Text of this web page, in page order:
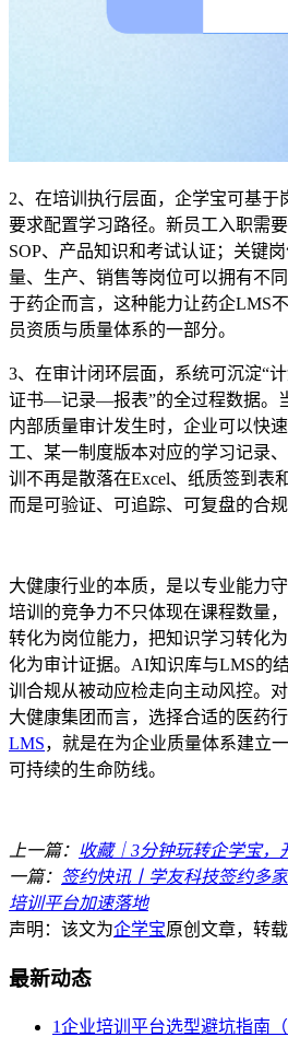
2、 在培训执行层面，企学宝可基于
要求配置学习路径。新员工入职需
SOP、产品知识和考试认证；关键
量、生产、销售等岗位可以拥有不
于药企而言，这种能力让药企LMS
员资质与质量体系的一部分。
3、 在审计闭环层面，系统可沉淀“
证书—记录—报表”的全过程数据。
内部质量审计发生时，企业可以快
工、某一制度版本对应的学习记录
训不再是散落在Excel、纸质签到表
而是可验证、可追踪、可复盘的合规
大健康行业的本质，是以专业能力
培训的竞争力不只体现在课程数量
转化为岗位能力，把知识学习转化
化为审计证据。 AI知识库与LMS的
训合规从被动应检走向主动风控。
大健康集团而言，选择合适的医药
LMS，就是在为企业质量体系建立
可持续的生命防线。
上一篇： 收藏｜3分钟玩转企学宝，
一篇： 签约快讯丨学友科技签约多
培训平台加速落地
声明：该文为企学宝原创文章，转
最新动态
1企业培训平台选型避坑指南